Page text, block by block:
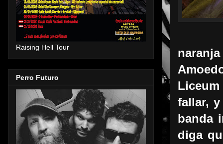
fallar,
banda
diga
Raising Hell Tour
Perro Futuro